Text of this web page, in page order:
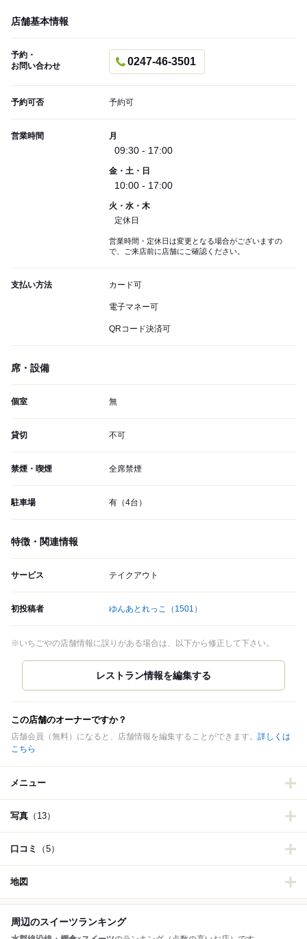
店舗基本情報
予約・
お問い合わせ
0247-46-3501
予約可否 予約可
営業時間 月
09:30 - 17:00
金・土・日
10:00 - 17:00
火・水・木
定休日
営業時間・定休日は変更となる場合がございますの
で、ご来店前に店舗にご確認ください。
支払い方法 カード可
電子マネー可
QRコード決済可
席・設備
個室 無
貸切 不可
禁煙・喫煙 全席禁煙
駐車場 有（4台）
特徴・関連情報
サービス テイクアウト
初投稿者 ゆんあとれっこ （1501）
※いちごやの店舗情報に誤りがある場合は、以下から修正して下さい。
この店舗のオーナーですか？
店舗会員（無料）になると、店舗情報を編集することができます。 詳しくは
こちら
メニュー
写真 （13）
口コミ （5）
地図
周辺のスイーツランキング